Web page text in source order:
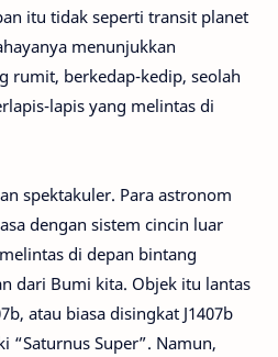
itu tidak seperti transit planet
menunjukkan
rumit, berkedap-kedip, seolah
lapis yang melintas di
spektakuler. Para astronom
dengan sistem cincin luar
di depan bintang
dari Bumi kita. Objek itu lantas
atau biasa disingkat J1407b
“Saturnus Super”. Namun,